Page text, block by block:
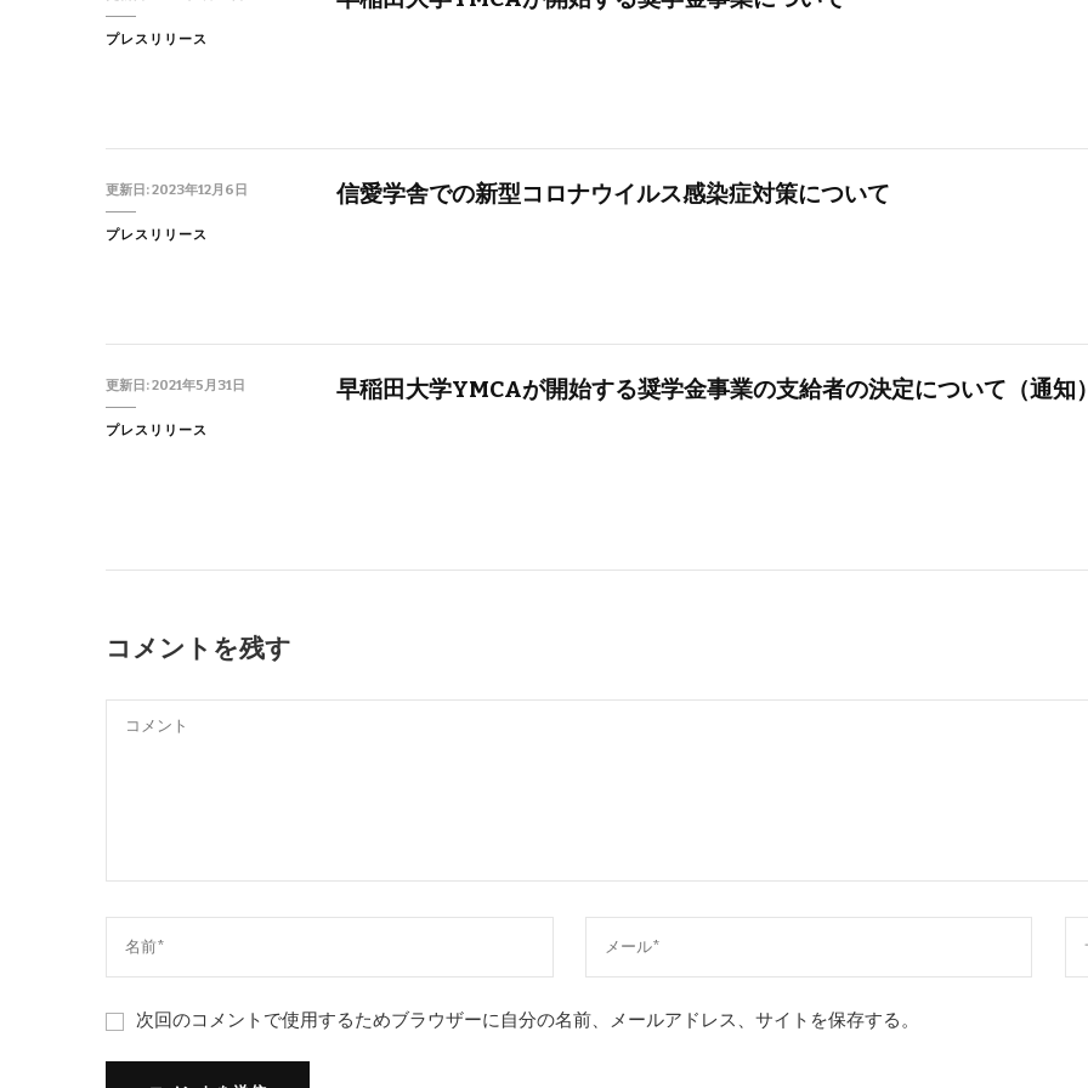
プレスリリース
更新日:2023年12月6日
プレスリリース
信愛学舎での新型コロナウイルス感染症対策について
更新日:2021年5月31日
プレスリリース
早稲田大学YMCAが開始する奨学金事業の支給者の決定について（通知
コメントを残す
次回のコメントで使用するためブラウザーに自分の名前、メールアドレス、サイトを保存する。